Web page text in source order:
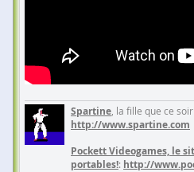
Spartine , la fille que ce
http://www.spartine.com
Pockett Videogames, le
portables!: http://